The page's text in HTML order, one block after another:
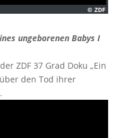
ungeborenen Babys I
ZDF 37 Grad Doku „Ein
den Tod ihrer